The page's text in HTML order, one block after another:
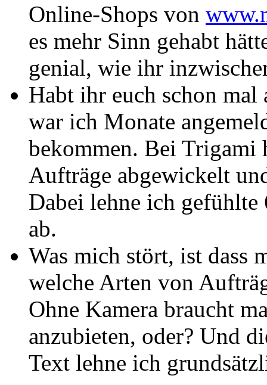
Online-Shops von
es mehr Sinn gehabt
genial, wie ihr
Habt ihr euch schon mal
war ich Monate
bekommen. Bei Trigami
Aufträge abgewickelt
Dabei lehne ich
ab.
Was mich stört, ist dass
welche Arten von
Ohne Kamera braucht
anzubieten, oder? Und
Text lehne ich